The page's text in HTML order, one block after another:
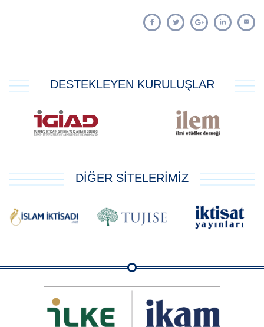
DESTEKLEYEN KURULUŞLAR
DİĞER SİTELERİMİZ